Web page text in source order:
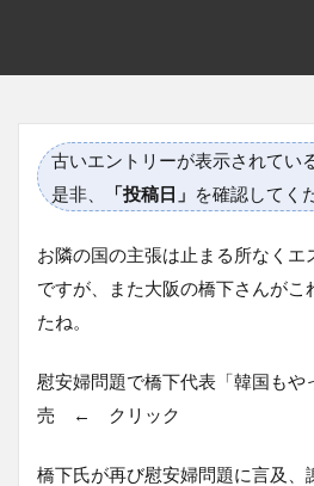
古いエントリーが表示されてい
是非、
「投稿日」 を確認してく
お隣の国の主張は止まる所なくエ
ですが、また大阪の橋下さんがこ
たね。
慰安婦問題で橋下代表「韓国も
売 ← クリック
橋下氏が再び慰安婦問題に言及、